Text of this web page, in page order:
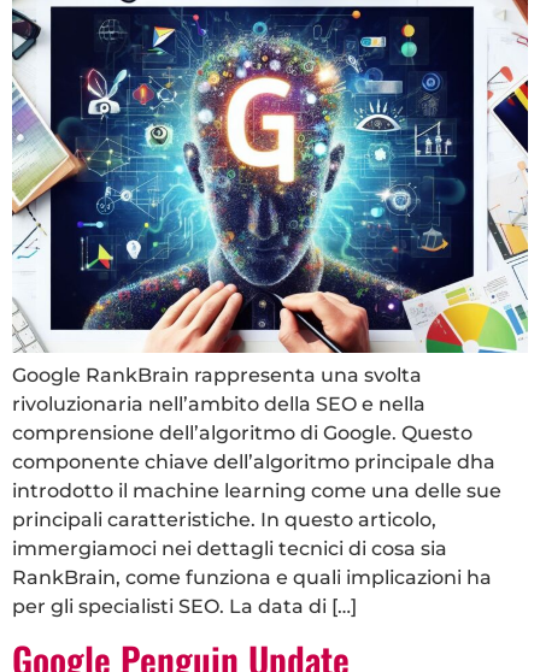
Google RankBrain rappresenta una svolta
rivoluzionaria nell’ambito della SEO e nella
comprensione dell’algoritmo di Google. Questo
componente chiave dell’algoritmo principale dha
introdotto il machine learning come una delle sue
principali caratteristiche. In questo articolo,
immergiamoci nei dettagli tecnici di cosa sia
RankBrain, come funziona e quali implicazioni ha
per gli specialisti SEO. La data di […]
Google Penguin Update